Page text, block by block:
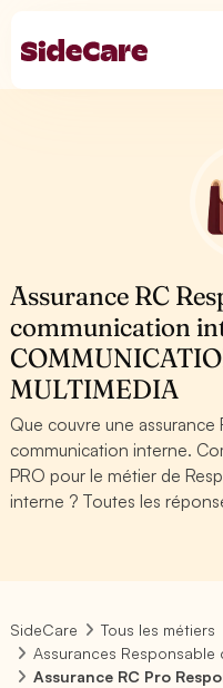
Assurance RC
communication
MULTIMEDIA
Que couvre une assurance
communication interne.
PRO pour le métier de
interne ? Toutes les
SideCare
Tous les métiers
Assurances
Assurance RC Pro